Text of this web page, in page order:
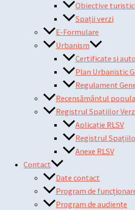
Obiective
Spații verzi
E-Formulare
Urbanism
Certificate si
Plan Urbanistic
Regulament
Recensământul
Registrul Spațiilor
Aplicație RLSV
Registrul
Anexe RLSV
Contact
Date contact
Program de
Program de audiențe